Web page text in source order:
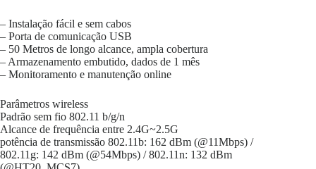
– Instalação fácil e sem cabos
– Porta de comunicação USB
– 50 Metros de longo alcance, ampla cobertura
– Armazenamento embutido, dados de 1 mês
– Monitoramento e manutenção online
Parâmetros wireless
Padrão sem fio 802.11 b/g/n
Alcance de frequência entre 2.4G~2.5G
potência de transmissão 802.11b: 162 dBm (@11Mbps) /
802.11g: 142 dBm (@54Mbps) / 802.11n: 132 dBm